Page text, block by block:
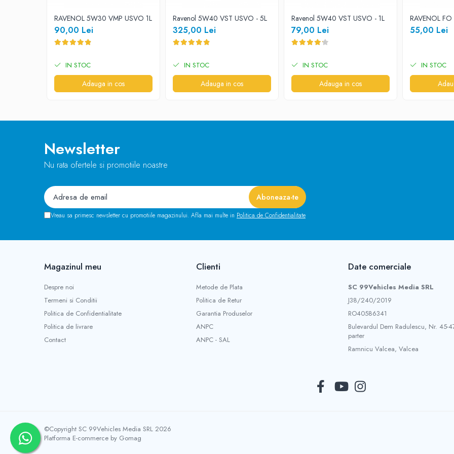
-https://www.ravenolromania.ro/oilfinder/
RAVENOL 5W30 VMP USVO 1L
90,00 Lei
IN STOC
Adauga in cos
Ravenol 5W40 VST USVO - 5L
325,00 Lei
IN STOC
Adauga in cos
Ravenol 5W40 VST USVO - 1L
79,00 Lei
IN STOC
Adauga in cos
RAVENOL
55,00 Lei
IN STOC
Newsletter
Nu rata ofertele si promotiile noastre
Vreau sa primesc newsletter cu promotiile magazinului. Afla mai multe in Politica de Confidentialitate
Magazinul meu
Despre noi
Termeni si Conditii
Politica de Confidentialitate
Politica de livrare
Contact
Clienti
Metode de Plata
Politica de Retur
Garantia Produselor
ANPC
ANPC - SAL
Date comerciale
SC 99Vehicles Media SRL
J38/240/2019
RO40586341
Bulevardul Dem Radulescu, Nr. 45-
parter
Ramnicu Valcea, Valcea
©Copyright SC 99Vehicles Media SRL 2026
Platforma E-commerce by Gomag